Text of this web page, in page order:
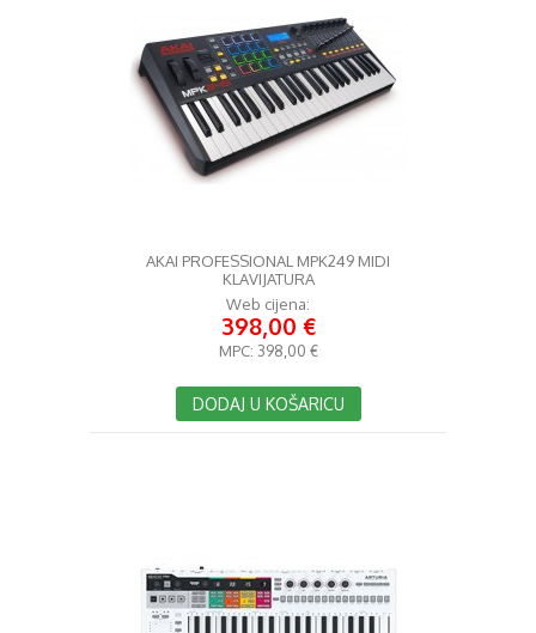
AKAI PROFESSIONAL MPK249 MIDI
KLAVIJATURA
Web cijena:
398,00 €
MPC: 398,00 €
DODAJ U KOŠARICU